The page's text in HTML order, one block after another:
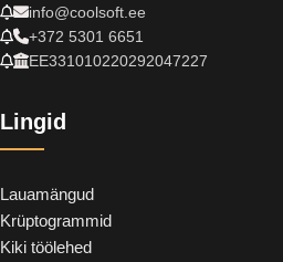
info@coolsoft.ee
+372 5301 6651
EE331010220292047227
Lingid
Lauamängud
Krüptogrammid
Kiki töölehed